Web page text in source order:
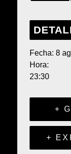
Fecha: 8
Hora:
23:30
+
+